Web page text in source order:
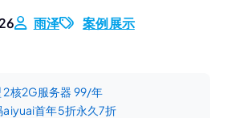
雨泽
案例展示
2核2G服务器 99/年
aiyuai首年5折永久7折